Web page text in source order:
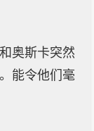
奥斯卡突然
能令他们毫